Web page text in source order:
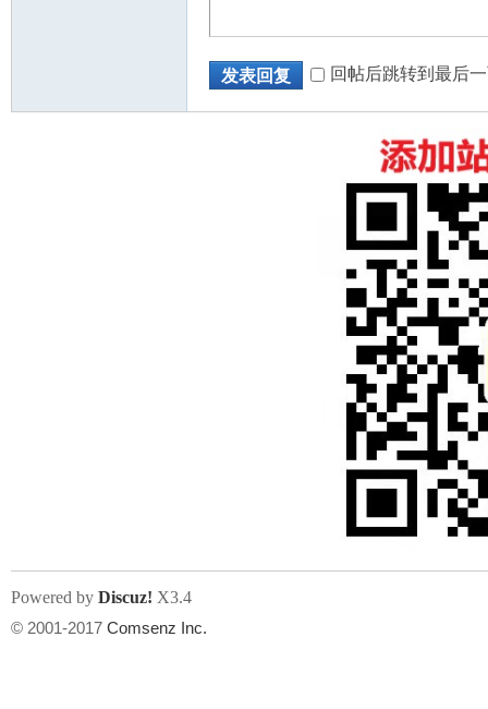
发表回复 回帖后跳转到最后
Powered by Discuz! X3.4
© 2001-2017 Comsenz Inc.